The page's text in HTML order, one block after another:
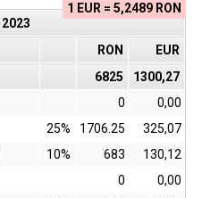
1 EUR = 5,2489 RON
2023
RON
EUR
6825
1300,27
0
0,00
25% 1706.25
325,07
10% 683
130,12
0
0,00